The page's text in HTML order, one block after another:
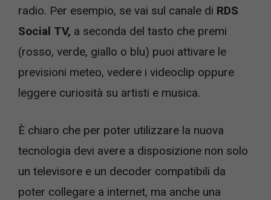
radio. Per esempio, se vai sul canale di RDS
Social TV, a seconda del tasto che premi
(rosso, verde, giallo o blu) puoi attivare le
previsioni meteo, vedere i videoclip oppure
leggere curiosità su artisti e musica.
È chiaro che per poter utilizzare la nuova
tecnologia devi avere a disposizione non solo
un televisore e un decoder compatibili da
poter collegare a internet, ma anche una